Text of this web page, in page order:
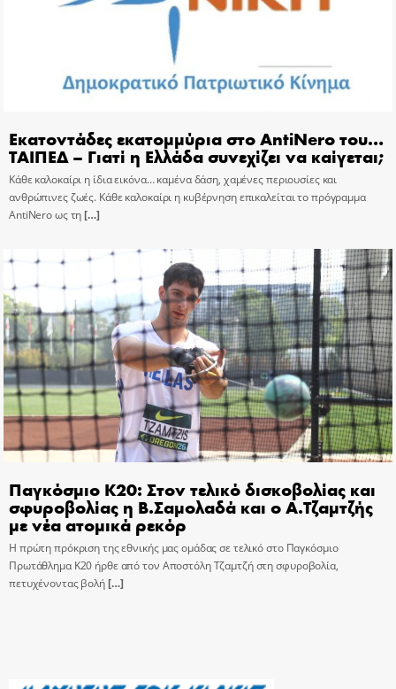
Εκατοντάδες εκατομμύρια στο AntiNero του…
ΤΑΙΠΕΔ – Γιατί η Ελλάδα συνεχίζει να καίγεται;
Κάθε καλοκαίρι η ίδια εικόνα… καμένα δάση, χαμένες περιουσίες και
ανθρώπινες ζωές. Κάθε καλοκαίρι η κυβέρνηση επικαλείται το πρόγραμμα
AntiNero ως τη[…]
Παγκόσμιο Κ20: Στον τελικό δισκοβολίας και
σφυροβολίας η Β.Σαμολαδά και ο Α.Τζαμτζής
με νέα ατομικά ρεκόρ
Η πρώτη πρόκριση της εθνικής μας ομάδας σε τελικό στο Παγκόσμιο
Πρωτάθλημα Κ20 ήρθε από τον Αποστόλη Τζαμτζή στη σφυροβολία,
πετυχένοντας βολή[…]